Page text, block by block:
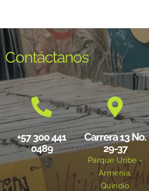
Contáctanos
+57 300 441
0489
Carrera 13 No.
29-37
Parque Uribe -
Armenia,
Quindío